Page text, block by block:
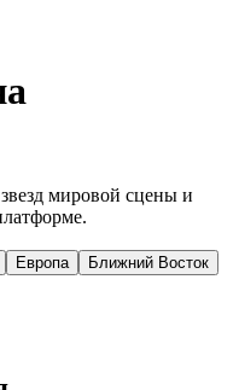
мировой сцены и
Европа
Ближний Восток